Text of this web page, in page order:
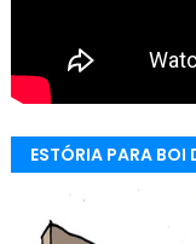
ESTÓRIA PARA BOI